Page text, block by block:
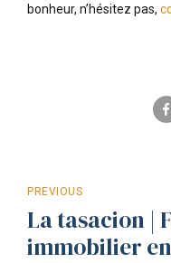
bonheur, n’hésitez pas,
PREVIOUS
La tasacion |
immobilier